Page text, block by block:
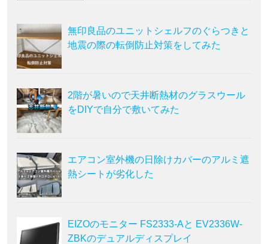
無印良品のユニットシェルフのぐらつきと
地震の際の転倒防止対策をしてみた
2階が暑いので天井断熱材のグラスウール
をDIYで自分で敷いてみた
エアコン室外機の日除けカバーのアルミ遮
熱シートが劣化した
EIZOのモニター FS2333-Aと EV2336W-
ZBKのデュアルディスプレイ